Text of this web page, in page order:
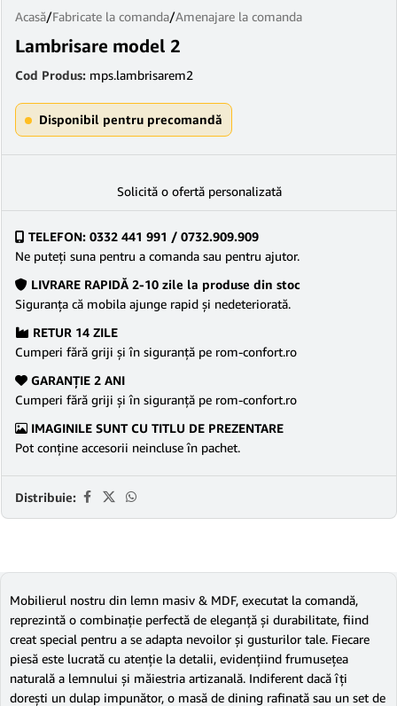
Acasă/Fabricate la comanda/Amenajare la comanda
Lambrisare model 2
Cod Produs: mps.lambrisarem2
Disponibil pentru precomandă
Solicită o ofertă personalizată
TELEFON: 0332 441 991 / 0732.909.909
Ne puteţi suna pentru a comanda sau pentru ajutor.
LIVRARE RAPIDĂ 2-10 zile la produse din stoc
Siguranţa că mobila ajunge rapid şi nedeteriorată.
RETUR 14 ZILE
Cumperi fără griji şi în siguranţă pe rom-confort.ro
GARANŢIE 2 ANI
Cumperi fără griji şi în siguranţă pe rom-confort.ro
IMAGINILE SUNT CU TITLU DE PREZENTARE
Pot conține accesorii neincluse în pachet.
Distribuie:
Mobilierul nostru din lemn masiv & MDF, executat la comandă,
reprezintă o combinație perfectă de eleganță și durabilitate, fiind
creat special pentru a se adapta nevoilor și gusturilor tale. Fiecare
piesă este lucrată cu atenție la detalii, evidențiind frumusețea
naturală a lemnului și măiestria artizanală. Indiferent dacă îți
dorești un dulap impunător, o masă de dining rafinată sau un set de